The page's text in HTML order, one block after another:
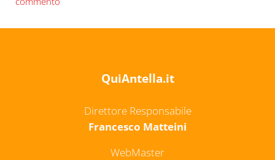
QuiAntella.it
Direttore Responsabile
Francesco Matteini
WebMaster